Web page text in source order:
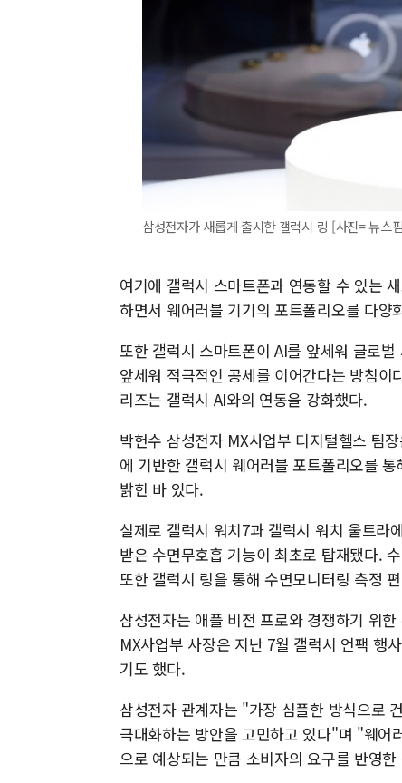
삼성전자가 새롭게 출시한 갤럭시 링 [사진= 뉴스
여기에 갤럭시 스마트폰과 연동할 수 있는
하면서 웨어러블 기기의 포트폴리오를 다양
또한 갤럭시 스마트폰이 AI를 앞세워 글로
앞세워 적극적인 공세를 이어간다는 방침
리즈는 갤럭시 AI와의 연동을 강화했다.
박헌수 삼성전자 MX사업부 디지털헬스 팀
에 기반한 갤럭시 웨어러블 포트폴리오를
밝힌 바 있다.
실제로 갤럭시 워치7과 갤럭시 워치 울트라
받은 수면무호흡 기능이 최초로 탑재됐다.
또한 갤럭시 링을 통해 수면모니터링 측정
삼성전자는 애플 비전 프로와 경쟁하기 위
MX사업부 사장은 지난 7월 갤럭시 언팩 행
기도 했다.
삼성전자 관계자는 "가장 심플한 방식으로
극대화하는 방안을 고민하고 있다"며 "웨어
으로 예상되는 만큼 소비자의 요구를 반영